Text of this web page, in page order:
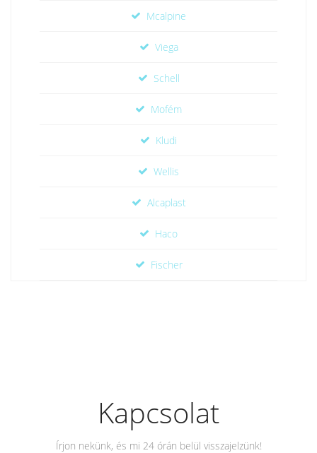
Mcalpine
Viega
Schell
Mofém
Kludi
Wellis
Alcaplast
Haco
Fischer
Kapcsolat
Írjon nekünk, és mi 24 órán belül visszajelzünk!